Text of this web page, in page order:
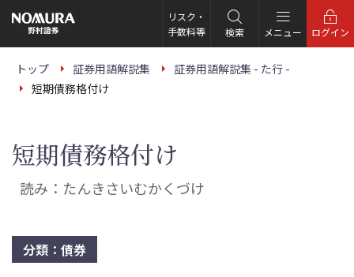
の
ー
リスク・
手数料等
検索 メニュー ログイン
トップ 証券用語解説集
証券用語解説集 - た行 -
短期債務格付け
短期債務格付け
読み：たんきさいむかくづけ
分類：債券